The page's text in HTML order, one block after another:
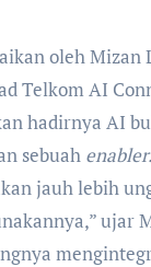
oleh Mizan
Telkom AI
hadirnya AI
sebuah enabler.
jauh lebih
ujar